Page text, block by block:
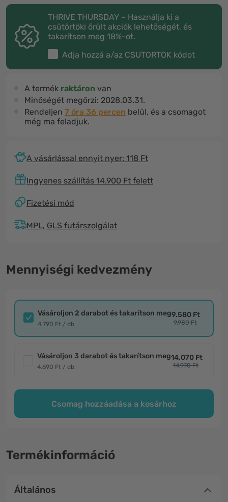
THRIVE THURSDAY – Használja ki a
csütörtöki őrült akciók lehetőségét, és
takarítson meg 18%-ot.
Adja hozzá a/az CSUTORTOK kódot
A termék raktáron van
Minőségét megőrzi: 2028.03.31.
Rendeljen 7 óra 36 percen belül, és a csomagot
még ma feladjuk.
A vásárlással ennyit nyer: 118 Ft
Ingyenes szállítás 14.900 Ft felett
Fizetési mód
MPL, GLS futárszolgálat
Mennyiségi kedvezmény
Vásároljon 2 darabot és takarítson meg
4.790 Ft / db
9.580 Ft
9.980 Ft
Vásároljon 3 darabot és takarítson meg
4.690 Ft / db
14.070 Ft
14.970 Ft
Csomag hozzáadása a kosárhoz
Termékinformáció
Általános